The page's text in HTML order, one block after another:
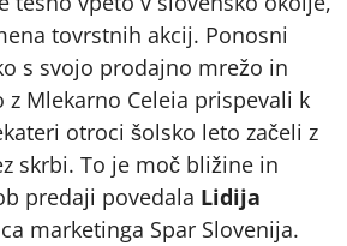
tovrstnih akcij. Ponosni
s svojo prodajno mrežo in
Mlekarno Celeia prispevali k
otroci šolsko leto začeli z
skrbi. To je moč bližine in
predaji povedala Lidija
marketinga Spar Slovenija.